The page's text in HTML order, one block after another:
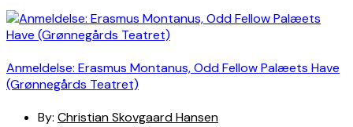
Anmeldelse: Erasmus Montanus, Odd Fellow Palæets Have
(Grønnegårds Teatret)
By: Christian Skovgaard Hansen